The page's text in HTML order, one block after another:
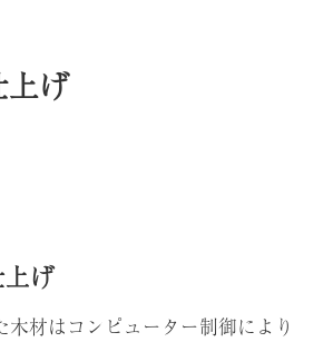
上げ
げ
木材はコンピューター制御により